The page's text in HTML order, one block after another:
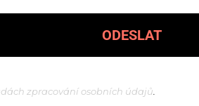
zpracování osobních údajů.